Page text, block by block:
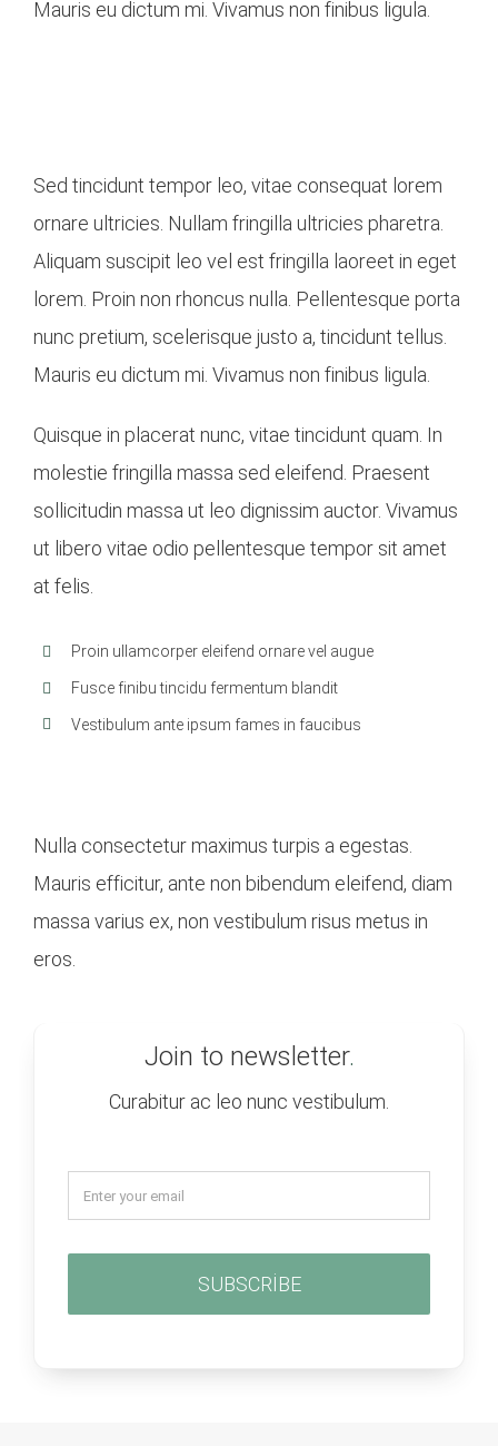
Mauris eu dictum mi. Vivamus non finibus ligula.
Sed tincidunt tempor leo, vitae consequat lorem
ornare ultricies. Nullam fringilla ultricies pharetra.
Aliquam suscipit leo vel est fringilla laoreet in eget
lorem. Proin non rhoncus nulla. Pellentesque porta
nunc pretium, scelerisque justo a, tincidunt tellus.
Mauris eu dictum mi. Vivamus non finibus ligula.
Quisque in placerat nunc, vitae tincidunt quam. In
molestie fringilla massa sed eleifend. Praesent
sollicitudin massa ut leo dignissim auctor. Vivamus
ut libero vitae odio pellentesque tempor sit amet
at felis.
Proin ullamcorper eleifend ornare vel augue
Fusce finibu tincidu fermentum blandit
Vestibulum ante ipsum fames in faucibus
Nulla consectetur maximus turpis a egestas.
Mauris efficitur, ante non bibendum eleifend, diam
massa varius ex, non vestibulum risus metus in
eros.
Join to newsletter.
Curabitur ac leo nunc vestibulum.
SUBSCRIBE